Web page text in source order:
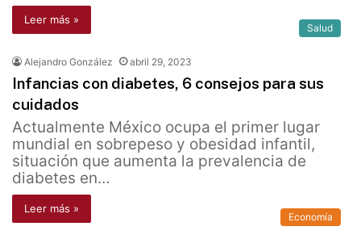
Leer más »
Salud
Alejandro González abril 29, 2023
Infancias con diabetes, 6 consejos para sus
cuidados
Actualmente México ocupa el primer lugar
mundial en sobrepeso y obesidad infantil,
situación que aumenta la prevalencia de
diabetes en…
Leer más »
Economía